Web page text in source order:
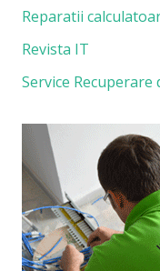
Reparatii
Revista IT
Service Recuperare